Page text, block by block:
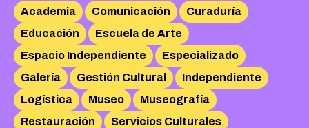
Academia Comunicación
Curaduría
Educación
Escuela de Arte
Espacio Independiente
Especializado
Galería
Gestión Cultural
Independiente
Logística
Museo
Museografía
Restauración
Servicios Culturales